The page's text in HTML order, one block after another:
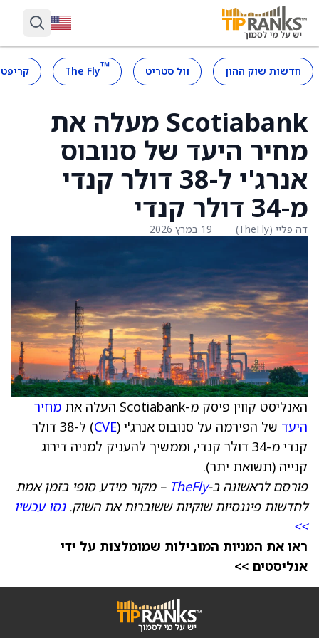
חדשות שוק ההון וול סטריט ™
The Fly
Scotiabank מעלה את
מחיר היעד של סנובוס
אנרג'י ל-38 דולר קנדי
מ-34 דולר קנדי
דה פליי (TheFly) 19 במרץ 2026
האנליסט קווין פיסק מ-Scotiabank העלה את
מחיר
היעד של הפירמה על סנובוס אנרג'י (CVE
) ל-38 דולר
קנדי מ-34 דולר קנדי, וממשיך להעניק למניה דירוג
קנייה (תשואת יתר).
פורסם לראשונה ב-TheFly – מקור מידע סופי בזמן אמת
לחדשות פיננסיות שוקיות ששוברות את השוק.נסו עכשיו
>>
ראו את המניות המובילות שמומלצות על ידי
אנליסטים >>